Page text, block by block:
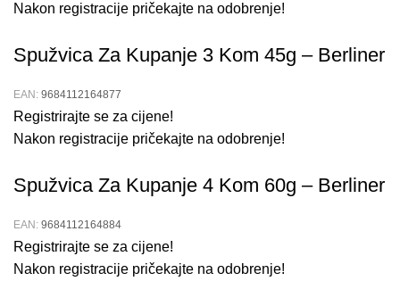
Prikaži više
Nakon registracije pričekajte na odobrenje!
Spužvica Za Kupanje 3 Kom 45g – Berliner
EAN: 9684112164877
Registrirajte se za cijene!
Nakon registracije pričekajte na odobrenje!
Spužvica Za Kupanje 4 Kom 60g – Berliner
EAN: 9684112164884
Registrirajte se za cijene!
Nakon registracije pričekajte na odobrenje!